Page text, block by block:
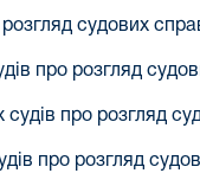
судових
про розгляд
судів про розгляд
про розгляд